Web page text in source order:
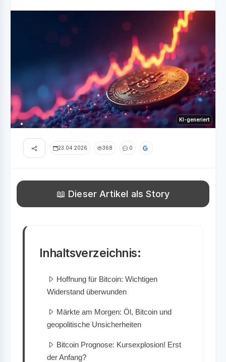
KI-generiert
23.04.2026 368 0
📖 Dieser Artikel als Story
Inhaltsverzeichnis:
Hoffnung für Bitcoin: Wichtigen
Widerstand überwunden
Märkte am Morgen: Öl, Bitcoin und
geopolitische Unsicherheiten
Bitcoin Prognose: Kursexplosion! Erst
der Anfang?